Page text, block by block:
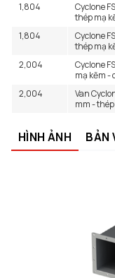
1,804
Cyclone
thép mạ
1,804
Cyclone
thép mạ
2,004
Cyclone
mạ kẽm -
2,004
Van
mm -
HÌNH ẢNH BẢN